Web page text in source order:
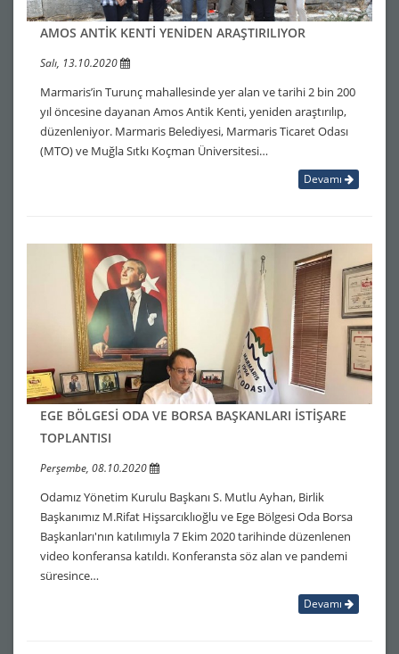
AMOS ANTİK KENTİ YENİDEN ARAŞTIRILIYOR
Salı, 13.10.2020
Marmaris’in Turunç mahallesinde yer alan ve tarihi 2 bin 200
yıl öncesine dayanan Amos Antik Kenti, yeniden araştırılıp,
düzenleniyor. Marmaris Belediyesi, Marmaris Ticaret Odası
(MTO) ve Muğla Sıtkı Koçman Üniversitesi…
Devamı
EGE BÖLGESİ ODA VE BORSA BAŞKANLARI İSTİŞARE
TOPLANTISI
Perşembe, 08.10.2020
Odamız Yönetim Kurulu Başkanı S. Mutlu Ayhan, Birlik
Başkanımız M.Rifat Hişsarcıklıoğlu ve Ege Bölgesi Oda Borsa
Başkanları'nın katılımıyla 7 Ekim 2020 tarihinde düzenlenen
video konferansa katıldı. Konferansta söz alan ve pandemi
süresince…
Devamı